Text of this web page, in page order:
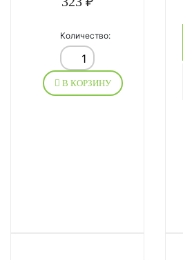
Количество:
В КОРЗИНУ